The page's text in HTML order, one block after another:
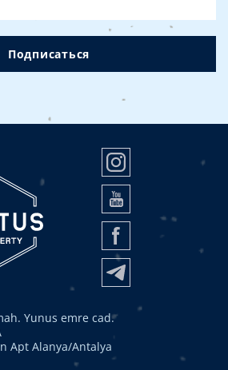
Подписаться
Yunus emre cad.
Apt Alanya/Antalya